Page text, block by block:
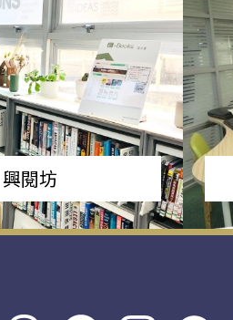
興閱坊